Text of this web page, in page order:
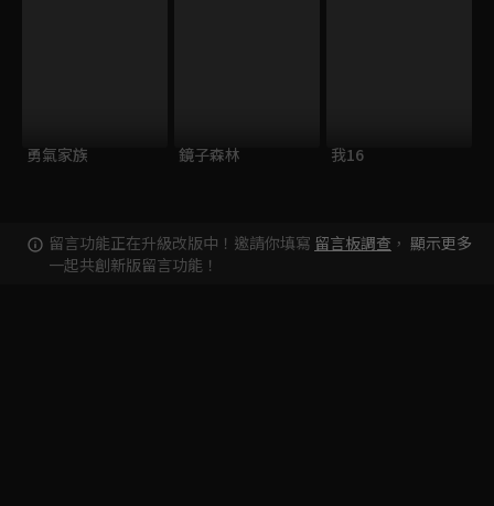
勇氣家族 鏡子森林 我16
留言功能正在升級改版中！邀請你填寫 留言板調查 ，
一起共創新版留言功能！
顯示更多